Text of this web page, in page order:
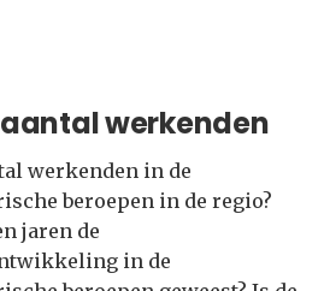
werkenden
werkenden in de
beroepen in de regio?
jaren de
in de